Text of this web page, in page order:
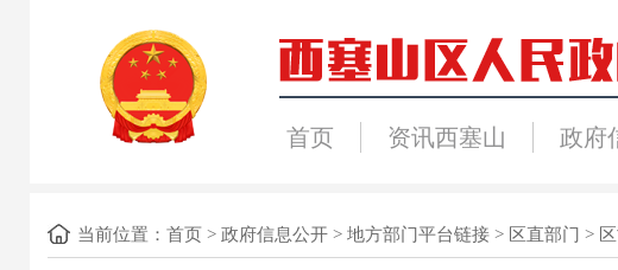
首页 资讯西塞山 政府
当前位置： 首页> 政府信息公开> 地方部门平台链接> 区直部门 >